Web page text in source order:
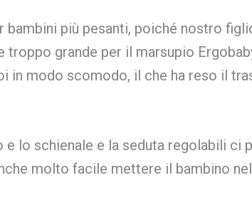
più pesanti, poiché nostro
troppo grande per il marsupio
in modo scomodo, il che ha reso il
lo schienale e la seduta regolabili ci
molto facile mettere il bambino